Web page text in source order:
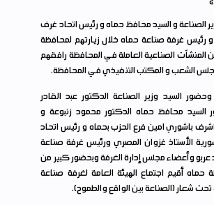
الصناعة و السيد محافظ حماه و رئيس اتحاد غرف
و رئيس غرفة صناعة حماه خلال زيارتهم لمحافظة
الصناعية العاملة في المحافظة رافقهم
الشعب و المكتب التنفيذي في المحافظة.
السيد وزير الصناعة الدكتور عبد القادر
السيد محافظ حماه الدكتور محمود زنبوعة و
باشوري امين فرع الحزب بحماه و رئيس اتحاد
الأستاذ غزوان المصري ورئيس غرفة صناعة
عربو وأعضاء مجلس إدارة الغرفة وبحضور كبير من
أقيم اجتماع الهيئة العامة لغرفة صناعة